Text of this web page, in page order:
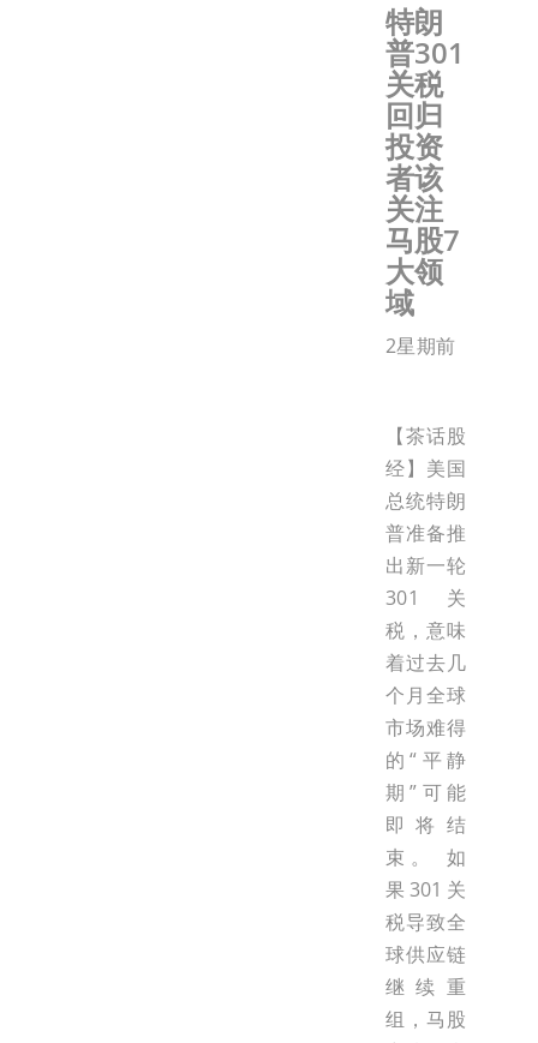
特朗
普301
关税
回归
投资
者该
关注
马股7
大领
域
2星期前
【茶话股
经】美国
总统特朗
普准备推
出新一轮
301关
税，意味
着过去几
个月全球
市场难得
的“平静
期”可能
即将结
束。 如
果301关
税导致全
球供应链
继续重
组，马股